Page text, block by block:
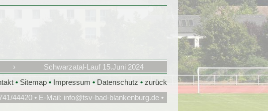
›
Schwarzatal-Lauf 15.Juni 2024
• Sitemap • Impressum • Datenschutz • zurück
44420 • E-Mail: info@tsv-bad-blankenburg.de•